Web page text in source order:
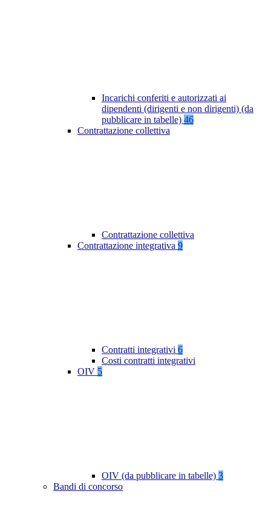
Incarichi conferiti e autorizzati ai
dipendenti (dirigenti e non dirigenti) (da
pubblicare in tabelle) 46
Contrattazione collettiva
Contrattazione collettiva
Contrattazione integrativa 9
Contratti integrativi 6
Costi contratti integrativi
OIV 5
OIV (da pubblicare in tabelle) 3
Bandi di concorso